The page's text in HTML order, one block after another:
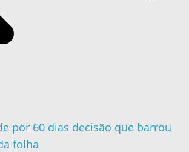
por 60 dias decisão que barrou
folha